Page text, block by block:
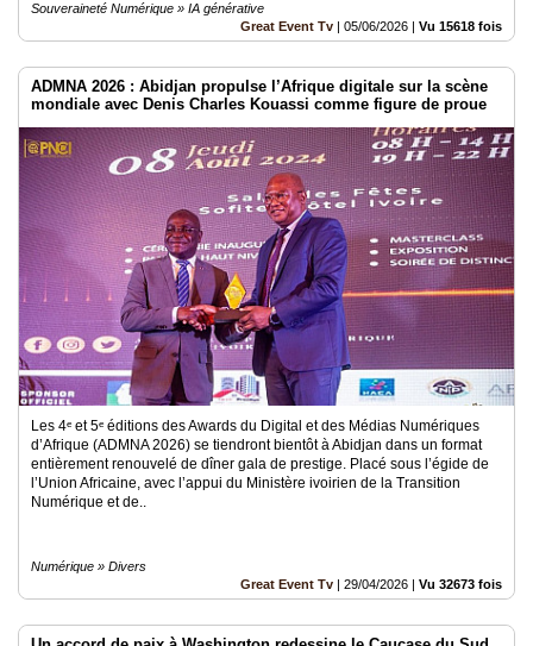
Souveraineté Numérique » IA générative
Great Event Tv | 05/06/2026 | Vu 15618 fois
ADMNA 2026 : Abidjan propulse l’Afrique digitale sur la scène
mondiale avec Denis Charles Kouassi comme figure de proue
Les 4ᵉ et 5ᵉ éditions des Awards du Digital et des Médias Numériques
d’Afrique (ADMNA 2026) se tiendront bientôt à Abidjan dans un format
entièrement renouvelé de dîner gala de prestige. Placé sous l’égide de
l’Union Africaine, avec l’appui du Ministère ivoirien de la Transition
Numérique et de..
Numérique » Divers
Great Event Tv | 29/04/2026 | Vu 32673 fois